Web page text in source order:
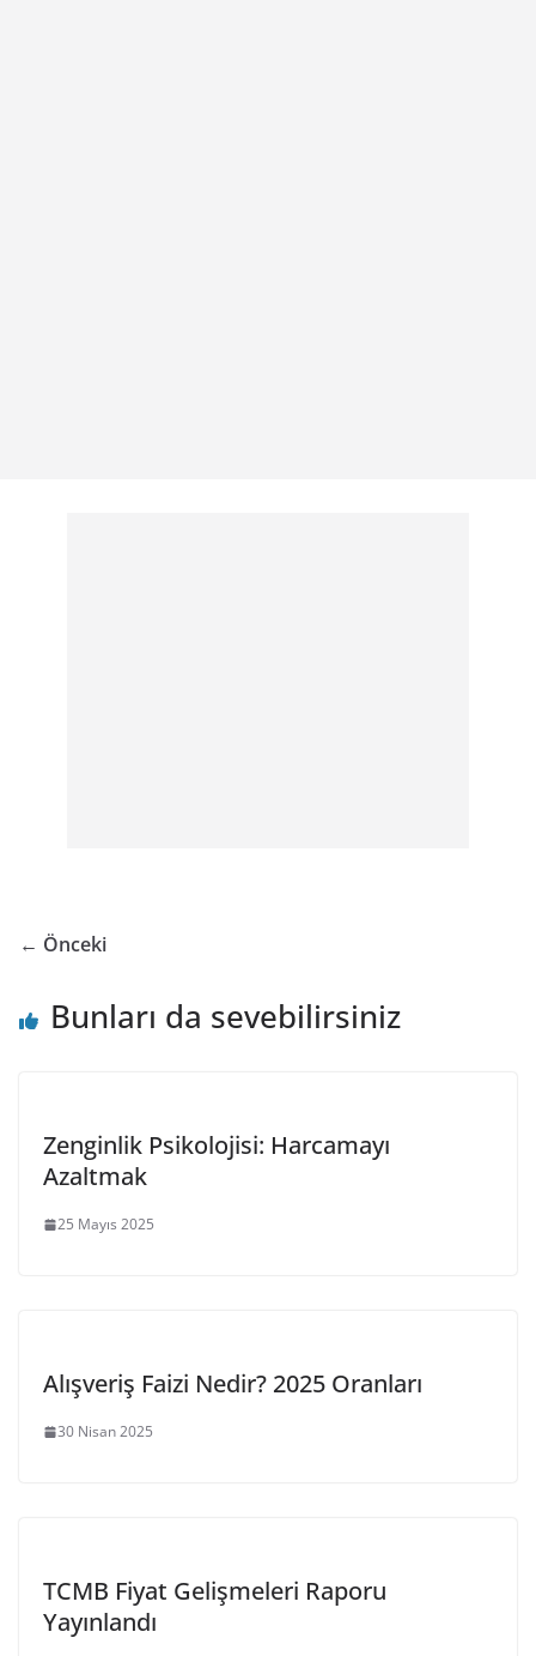
← Önceki
Bunları da sevebilirsiniz
Zenginlik Psikolojisi: Harcamayı
Azaltmak
25 Mayıs 2025
Alışveriş Faizi Nedir? 2025 Oranları
30 Nisan 2025
TCMB Fiyat Gelişmeleri Raporu
Yayınlandı